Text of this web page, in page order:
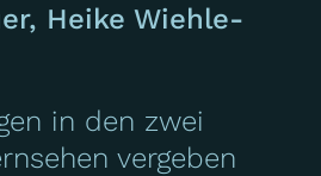
Heike Wiehle-
in den zwei
vergeben